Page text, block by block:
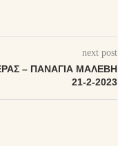
next post
– ΠΑΝΑΓΊΑ ΜΑΛΕΒΉ
21-2-2023